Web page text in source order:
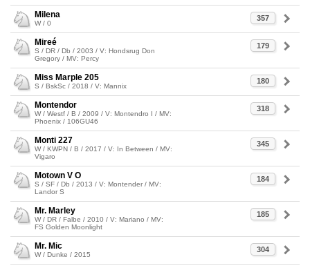
357
Milena
W / 0
179
Mireé
S / DR / Db / 2003 / V: Hondsrug Don
Gregory / MV: Percy
180
Miss Marple 205
S / BskSc / 2018 / V: Mannix
318
Montendor
W / Westf / B / 2009 / V: Montendro I / MV:
Phoenix / 106GU46
345
Monti 227
W / KWPN / B / 2017 / V: In Between / MV:
Vigaro
184
Motown V O
S / SF / Db / 2013 / V: Montender / MV:
Landor S
185
Mr. Marley
W / DR / Falbe / 2010 / V: Mariano / MV:
FS Golden Moonlight
304
Mr. Mic
W / Dunke / 2015